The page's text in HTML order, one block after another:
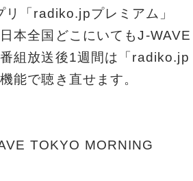
リ「radiko.jpプレミアム」
日本全国どこにいてもJ-WAVE
組放送後1週間は「radiko.jp
能で聴き直せます。
TOKYO MORNING